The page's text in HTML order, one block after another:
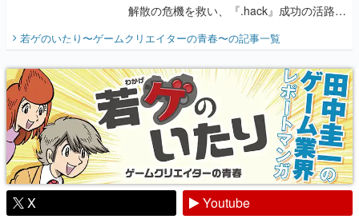
解散の危機を救い、『.hack』成功の活路を
『少年ジャンプ』色だった【若ゲのいた
り】
若ゲのいたり〜ゲームクリエイターの青春〜の記事一覧
X
Youtube